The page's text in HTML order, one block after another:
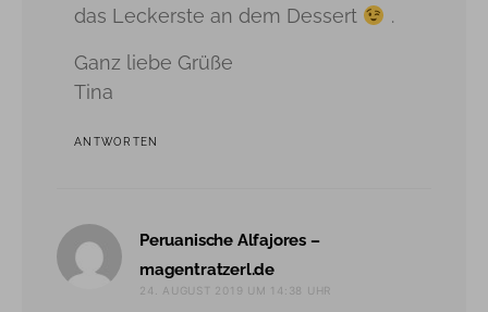
das Leckerste an dem Dessert
.
Ganz liebe Grüße
Tina
ANTWORTEN
Peruanische Alfajores –
magentratzerl.de
24. AUGUST 2019 UM 14:38 UHR